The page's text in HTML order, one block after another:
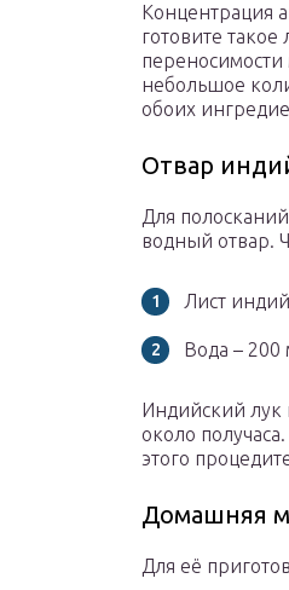
Концентрация
готовите
небольшое
обоих
Отвар
Для
водный отвар.
Лист
Вода – 200
Индийский лук
около
этого
Домашняя
Для её